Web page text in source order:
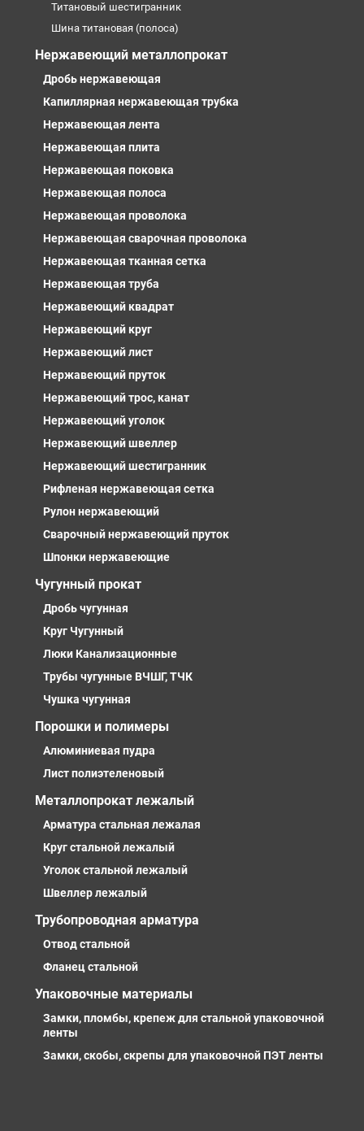
Титановый шестигранник
Шина титановая (полоса)
Нержавеющий металлопрокат
Дробь нержавеющая
Капиллярная нержавеющая трубка
Нержавеющая лента
Нержавеющая плита
Нержавеющая поковка
Нержавеющая полоса
Нержавеющая проволока
Нержавеющая сварочная проволока
Нержавеющая тканная сетка
Нержавеющая труба
Нержавеющий квадрат
Нержавеющий круг
Нержавеющий лист
Нержавеющий пруток
Нержавеющий трос, канат
Нержавеющий уголок
Нержавеющий швеллер
Нержавеющий шестигранник
Рифленая нержавеющая сетка
Рулон нержавеющий
Сварочный нержавеющий пруток
Шпонки нержавеющие
Чугунный прокат
Дробь чугунная
Круг Чугунный
Люки Канализационные
Трубы чугунные ВЧШГ, ТЧК
Чушка чугунная
Порошки и полимеры
Алюминиевая пудра
Лист полиэтеленовый
Металлопрокат лежалый
Арматура стальная лежалая
Круг стальной лежалый
Уголок стальной лежалый
Швеллер лежалый
Трубопроводная арматура
Отвод стальной
Фланец стальной
Упаковочные материалы
Замки, пломбы, крепеж для стальной упаковочной
ленты
Замки, скобы, скрепы для упаковочной ПЭТ ленты